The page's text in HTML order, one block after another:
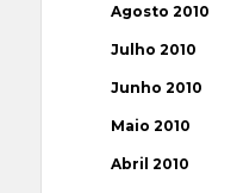
Agosto 2010
Julho 2010
Junho 2010
Maio 2010
Abril 2010